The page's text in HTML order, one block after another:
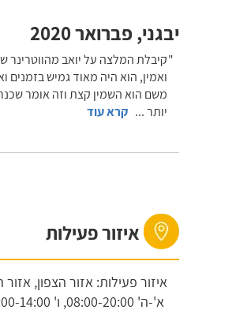
יבגני, פברואר 2020
ואמין, הוא היה מאוד גמיש
משם הוא השמין קצת וזה אומר
יותר... קרא עוד
איזור פעילות
איזור פעילות: אזור הצפון,
א'-ה' 08:00-20:00, ו' 14:00,